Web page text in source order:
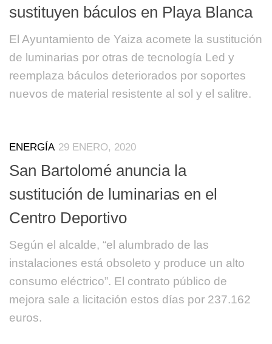
sustituyen báculos en Playa Blanca
El Ayuntamiento de Yaiza acomete la sustitución
de luminarias por otras de tecnología Led y
reemplaza báculos deteriorados por soportes
nuevos de material resistente al sol y el salitre.
ENERGÍA 29 ENERO, 2020
San Bartolomé anuncia la
sustitución de luminarias en el
Centro Deportivo
Según el alcalde, “el alumbrado de las
instalaciones está obsoleto y produce un alto
consumo eléctrico”. El contrato público de
mejora sale a licitación estos días por 237.162
euros.